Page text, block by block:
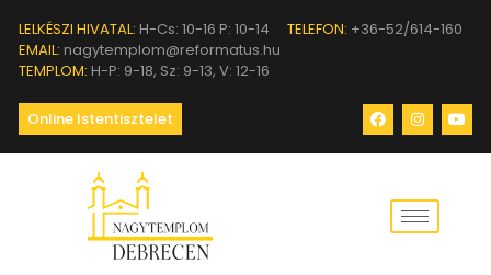
LELKÉSZI HIVATAL: H-Cs: 10-16 P: 10-14 TELEFON: +36-52/614-160
EMAIL: nagytemplom@reformatus.hu
TEMPLOM: H-P: 9-18, Sz: 9-13, V: 12-16
Online Istentisztelet